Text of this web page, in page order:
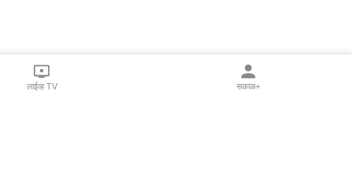
लाईव्ह TV सकाळ+